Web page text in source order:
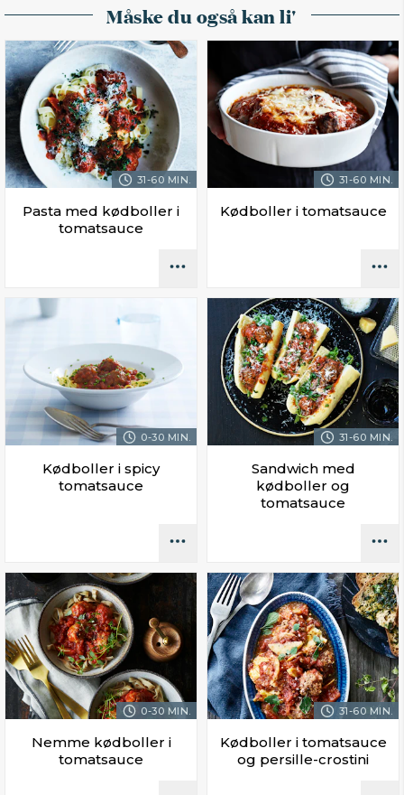
Måske du også kan li'
31-60 MIN.
Pasta med kødboller i
tomatsauce
31-60 MIN.
Kødboller i tomatsauce
0-30 MIN.
Kødboller i spicy
tomatsauce
31-60 MIN.
Sandwich med
kødboller og
tomatsauce
0-30 MIN.
Nemme kødboller i
tomatsauce
31-60 MIN.
Kødboller i tomatsauce
og persille-crostini